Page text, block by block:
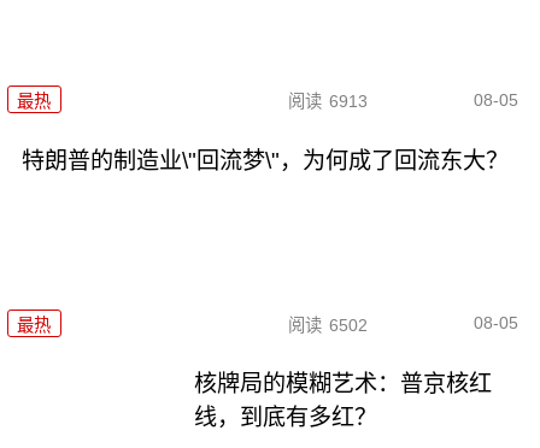
最热 阅读 6913 08-05
特朗普的制造业\"回流梦\"，为何成了回流东大？
最热 阅读 6502 08-05
核牌局的模糊艺术：普京核红
线，到底有多红？